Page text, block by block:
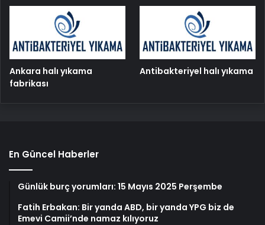
Ankara halı yıkama
fabrikası
Antibakteriyel halı yıkama
En Güncel Haberler
Günlük burç yorumları: 15 Mayıs 2025 Perşembe
Fatih Erbakan: Bir yanda ABD, bir yanda YPG biz de
Emevi Camii’nde namaz kılıyoruz